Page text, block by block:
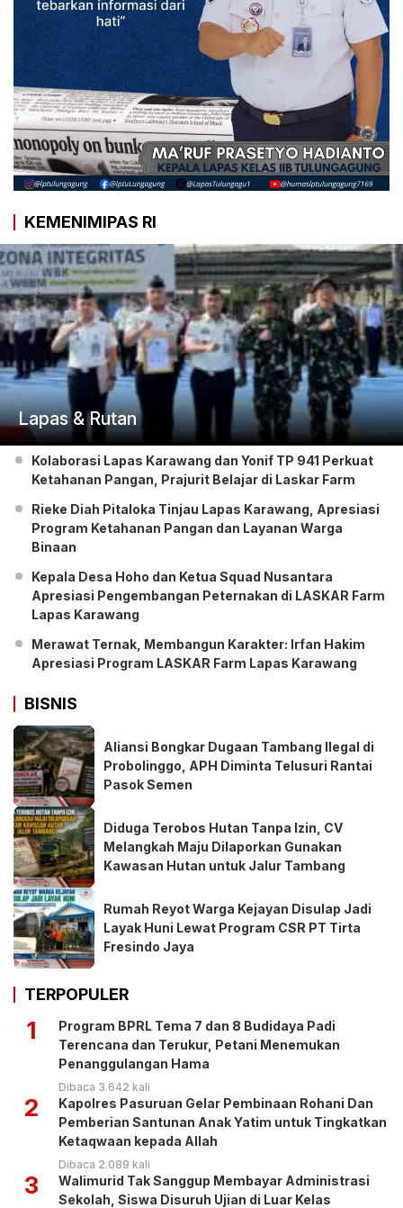
KEMENIMIPAS RI
Lapas & Rutan
Kolaborasi Lapas Karawang dan Yonif TP 941 Perkuat
Ketahanan Pangan, Prajurit Belajar di Laskar Farm
Rieke Diah Pitaloka Tinjau Lapas Karawang, Apresiasi
Program Ketahanan Pangan dan Layanan Warga
Binaan
Kepala Desa Hoho dan Ketua Squad Nusantara
Apresiasi Pengembangan Peternakan di LASKAR Farm
Lapas Karawang
Merawat Ternak, Membangun Karakter: Irfan Hakim
Apresiasi Program LASKAR Farm Lapas Karawang
BISNIS
Aliansi Bongkar Dugaan Tambang Ilegal di
Probolinggo, APH Diminta Telusuri Rantai
Pasok Semen
Diduga Terobos Hutan Tanpa Izin, CV
Melangkah Maju Dilaporkan Gunakan
Kawasan Hutan untuk Jalur Tambang
Rumah Reyot Warga Kejayan Disulap Jadi
Layak Huni Lewat Program CSR PT Tirta
Fresindo Jaya
TERPOPULER
1
Program BPRL Tema 7 dan 8 Budidaya Padi
Terencana dan Terukur, Petani Menemukan
Penanggulangan Hama
Dibaca 3.642 kali
2
Kapolres Pasuruan Gelar Pembinaan Rohani Dan
Pemberian Santunan Anak Yatim untuk Tingkatkan
Ketaqwaan kepada Allah
Dibaca 2.089 kali
3
Walimurid Tak Sanggup Membayar Administrasi
Sekolah, Siswa Disuruh Ujian di Luar Kelas